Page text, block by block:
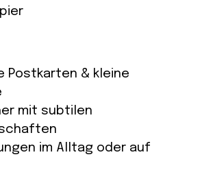
Postkarten & kleine
mit subtilen
im Alltag oder auf